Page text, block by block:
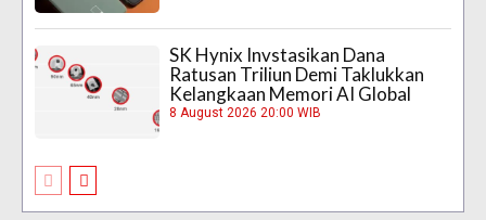
SK Hynix Invstasikan Dana
Ratusan Triliun Demi Taklukkan
Kelangkaan Memori AI Global
8 August 2026 20:00 WIB